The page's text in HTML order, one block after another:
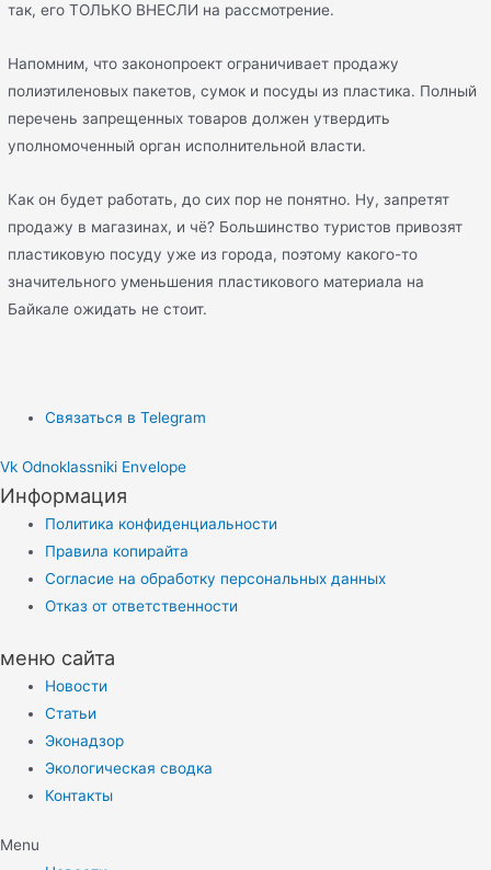
так, его ТОЛЬКО ВНЕСЛИ на рассмотрение.
Напомним, что законопроект ограничивает продажу
полиэтиленовых пакетов, сумок и посуды из пластика. Полный
перечень запрещенных товаров должен утвердить
уполномоченный орган исполнительной власти.
Как он будет работать, до сих пор не понятно. Ну, запретят
продажу в магазинах, и чё? Большинство туристов привозят
пластиковую посуду уже из города, поэтому какого-то
значительного уменьшения пластикового материала на
Байкале ожидать не стоит.
Связаться в Telegram
Vk Odnoklassniki Envelope
Информация
Политика конфиденциальности
Правила копирайта
Согласие на обработку персональных данных
Отказ от ответственности
меню сайта
Новости
Статьи
Эконадзор
Экологическая сводка
Контакты
Menu